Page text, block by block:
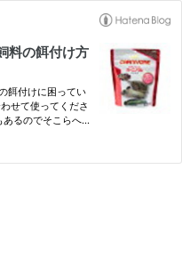
料の餌付け方
餌付けに困ってい
せて使ってくださ
あるのでそこらへ
スタンダード